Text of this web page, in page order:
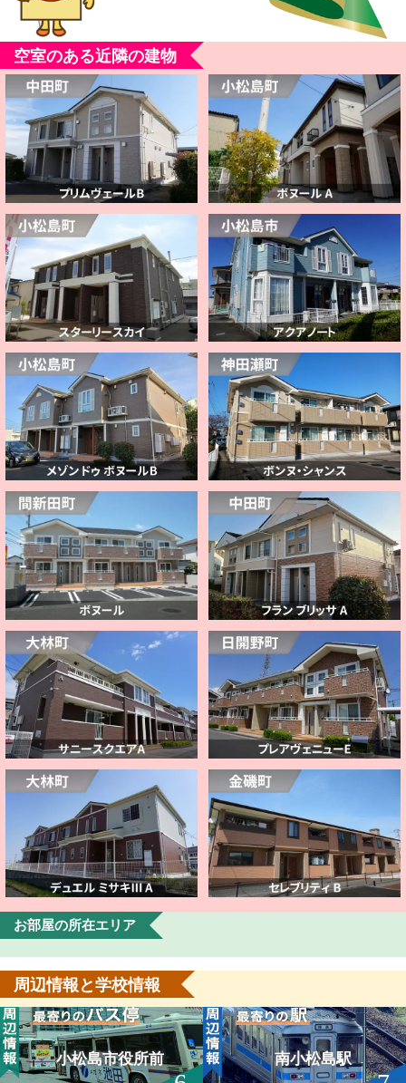
空室のある近隣の建物
お部屋の所在エリア
周辺情報と学校情報
小松島市役所前 南小松島駅